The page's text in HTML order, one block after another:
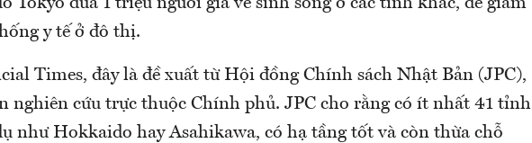
Tokyo đưa 1 triệu người già về sinh sống ở các tỉnh khác, để giảm
y tế ở đô thị.
Times, đây là đề xuất từ Hội đồng Chính sách Nhật Bản (JPC),
nghiên cứu trực thuộc Chính phủ. JPC cho rằng có ít nhất 41 tỉnh
như Hokkaido hay Asahikawa, có hạ tầng tốt và còn thừa chỗ